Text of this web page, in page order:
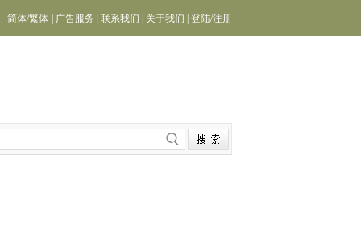
简体/繁体 广告服务 联系我们 关于我们 登陆/注册